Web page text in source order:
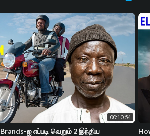
00:10:54
ஐ எப்படி வெறும் 2 இந்திய